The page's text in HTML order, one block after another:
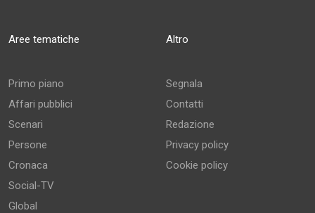
Aree tematiche
Primo piano
Affari pubblici
Scenari
Persone
Cronaca
Social-TV
Global
Altro
Segnala
Contatti
Redazione
Privacy policy
Cookie policy